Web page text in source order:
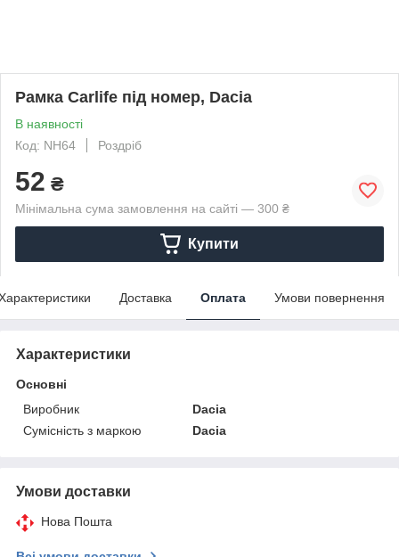
Рамка Сarlife під номер, Dacia
В наявності
Код: NH64
Роздріб
52 ₴
Мінімальна сума замовлення на сайті — 300 ₴
Купити
Доставка Оплата Умови повернення
Характеристики
Основні
Виробник
Dacia
Сумісність з маркою
Dacia
Умови доставки
Нова Пошта